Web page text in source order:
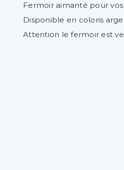
Fermoir aimanté pour vos
Disponible en coloris
Attention le fermoir est